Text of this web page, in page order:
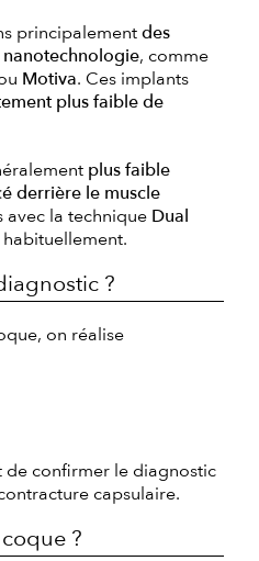
principalementdes
nanotechnologie, comme
Motiva. Ces implants
plus faible de
plus faible
derrière le muscle
avec la technique Dual
?
on réalise
de confirmer le diagnostic
capsulaire.
?